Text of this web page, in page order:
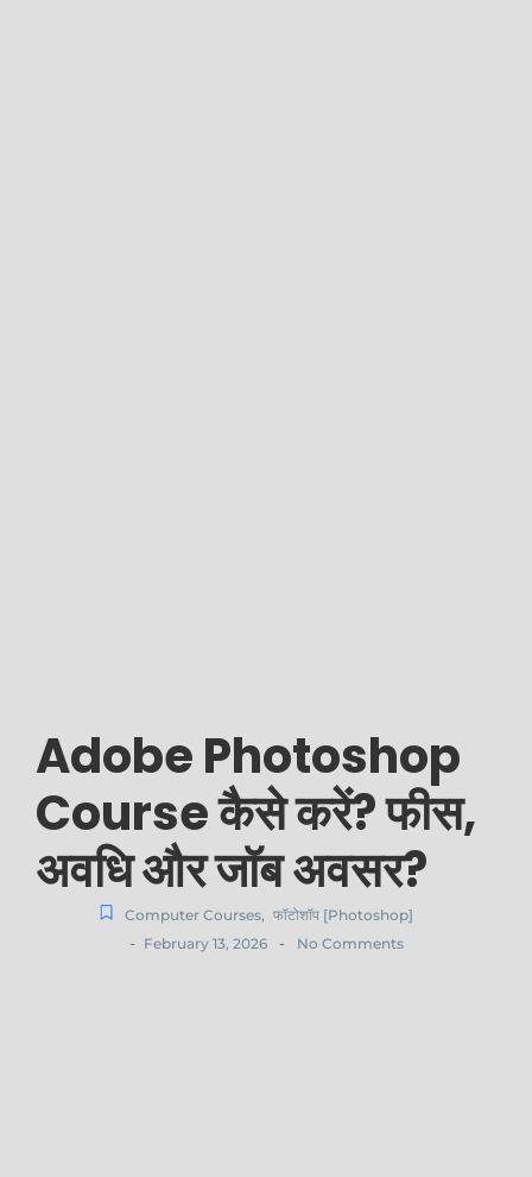
Adobe Photoshop
Course कैसे करें? फीस,
अवधि और जॉब अवसर?
Computer Courses, फॉटोशॉप [Photoshop]
- February 13, 2026 - No Comments